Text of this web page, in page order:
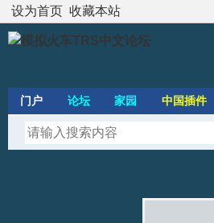
设为首页 收藏本站
门户 论坛 家园 中国插件